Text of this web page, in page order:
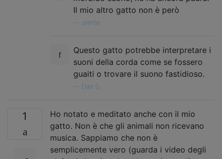
Il mio altro gatto non è però
utente
Questo gatto potrebbe interpretare i
suoni della corda come se fossero
guaiti o trovare il suono fastidioso.
Dan S,
1
Ho notato e meditato anche con il mio
gatto. Non è che gli animali non ricevano
musica. Sappiamo che non è
semplicemente vero (guarda i video degli